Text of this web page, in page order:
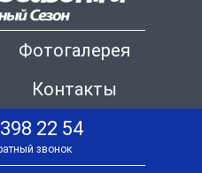
Фотогалерея
Контакты
22 54
звонок